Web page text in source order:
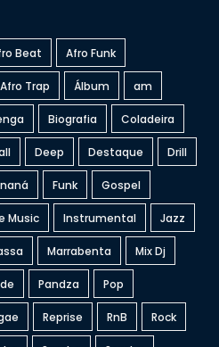
Beat Afro Funk
Afro Trap Álbum am
Biografia Coladeira
Deep Destaque Drill
Funk Gospel
Music Instrumental Jazz
Marrabenta Mix Dj
Pandza Pop
Reprise RnB Rock